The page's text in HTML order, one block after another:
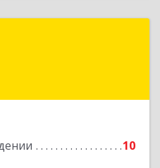
10
обл, Выборгский р-н,